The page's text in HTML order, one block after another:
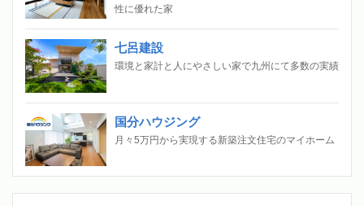
性に優れた家
七呂建設
環境と家計と人にやさしい家で九州にて多数の実績
国分ハウジング
月々5万円から実現する新築注文住宅のマイホーム